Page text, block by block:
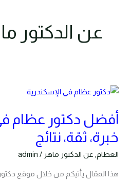
عن الدكتور
أفضل دكتور عظام
خبرة، ثقة، نتائج
العظام عن الدكتور ماهر /
admin
هذا المقال يأتيكم من خلال موقع
أفضل
عظام
في
الإسكندرية
خبرة،